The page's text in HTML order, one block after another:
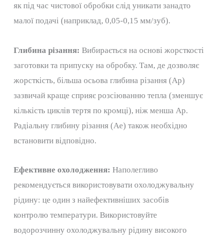
як під час чистової обробки слід уникати занадто
малої подачі (наприклад, 0,05-0,15 мм/зуб).
Глибина різання: Вибирається на основі жорсткості
заготовки та припуску на обробку. Там, де дозволяє
жорсткість, більша осьова глибина різання (Ap)
зазвичай краще сприяє розсіюванню тепла (зменшує
кількість циклів тертя по кромці), ніж менша Ap.
Радіальну глибину різання (Ae) також необхідно
встановити відповідно.
Ефективне охолодження: Наполегливо
рекомендується використовувати охолоджувальну
рідину: це один з найефективніших засобів
контролю температури. Використовуйте
водорозчинну охолоджувальну рідину високого